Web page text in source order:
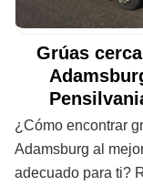
Grúas
¿Cómo encontrar
Adamsburg al
adecuado para ti?